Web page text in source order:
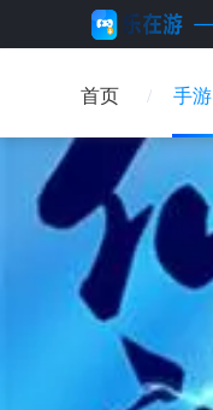
首页 手游